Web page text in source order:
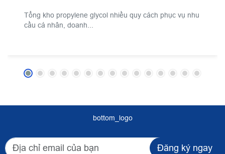
Tổng kho propylene glycol nhiều quy cách phục vụ nhu
cầu cá nhân, doanh...
bottom_logo
Đăng ký ngay